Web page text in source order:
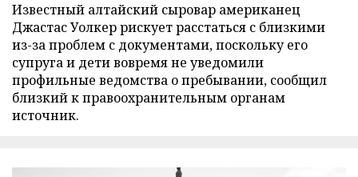
Известный алтайский сыровар американец
Джастас Уолкер рискует расстаться с близкими
из-за проблем с документами, поскольку его
супруга и дети вовремя не уведомили
профильные ведомства о пребывании, сообщил
близкий к правоохранительным органам
источник.